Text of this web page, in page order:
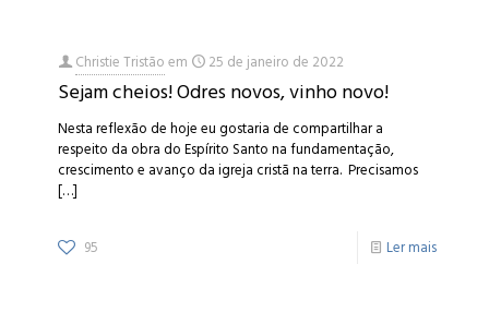
Christie Tristãoem 25 de janeiro de 2022
Sejam cheios! Odres novos, vinho novo!
Nesta reflexão de hoje eu gostaria de compartilhar a
respeito da obra do Espírito Santo na fundamentação,
crescimento e avanço da igreja cristã na terra. Precisamos
[…]
95 Ler mais